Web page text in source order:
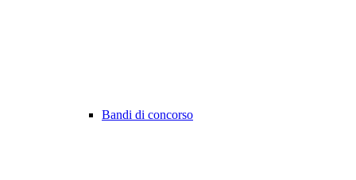
Bandi di concorso